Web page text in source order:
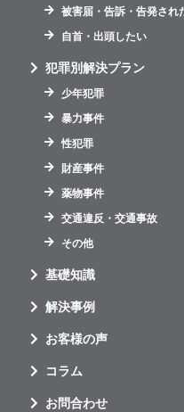
被害届・告訴・告発され
自首・出頭したい
犯罪別解決プラン
少年犯罪
暴力事件
性犯罪
財産事件
薬物事件
交通違反・交通事故
その他
基礎知識
解決事例
お客様の声
コラム
お問合わせ